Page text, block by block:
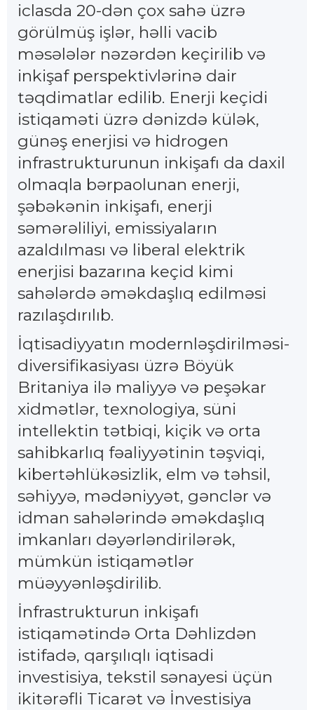
iclasda 20-dən çox sahə üzrə
görülmüş işlər, həlli vacib
məsələlər nəzərdən keçirilib və
inkişaf perspektivlərinə dair
təqdimatlar edilib. Enerji keçidi
istiqaməti üzrə dənizdə külək,
günəş enerjisi və hidrogen
infrastrukturunun inkişafı da daxil
olmaqla bərpaolunan enerji,
şəbəkənin inkişafı, enerji
səmərəliliyi, emissiyaların
azaldılması və liberal elektrik
enerjisi bazarına keçid kimi
sahələrdə əməkdaşlıq edilməsi
razılaşdırılıb.
İqtisadiyyatın modernləşdirilməsi-
diversifikasiyası üzrə Böyük
Britaniya ilə maliyyə və peşəkar
xidmətlər, texnologiya, süni
intellektin tətbiqi, kiçik və orta
sahibkarlıq fəaliyyətinin təşviqi,
kibertəhlükəsizlik, elm və təhsil,
səhiyyə, mədəniyyət, gənclər və
idman sahələrində əməkdaşlıq
imkanları dəyərləndirilərək,
mümkün istiqamətlər
müəyyənləşdirilib.
İnfrastrukturun inkişafı
istiqamətində Orta Dəhlizdən
istifadə, qarşılıqlı iqtisadi
investisiya, tekstil sənayesi üçün
ikitərəfli Ticarət və İnvestisiya